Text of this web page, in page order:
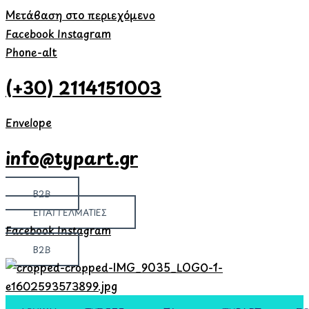
Μετάβαση στο περιεχόμενο
Facebook Instagram
Phone-alt
(+30) 2114151003
Envelope
info@typart.gr
B2B
ΕΠΑΓΓΕΛΜΑΤΙΕΣ
FacebookInstagram
B2B